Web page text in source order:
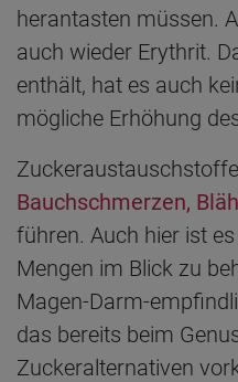
herantasten müssen.
auch wieder Erythrit.
enthält, hat es auch
mögliche Erhöhung
Bauchschmerzen,
führen. Auch hier ist
Mengen im Blick zu
Magen-Darm-
das bereits beim
Zuckeralternativen